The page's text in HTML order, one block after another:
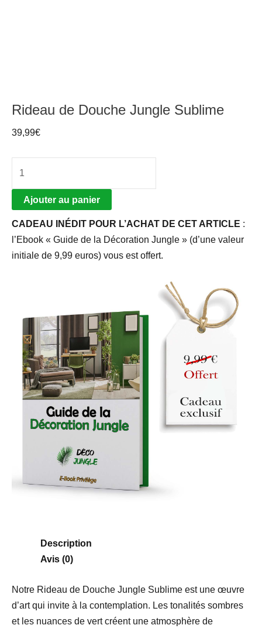
Rideau de Douche Jungle Sublime
39,99€
Ajouter au panier
CADEAU INÉDIT POUR L’ACHAT DE CET ARTICLE :
l’Ebook « Guide de la Décoration Jungle » (d’une valeur
initiale de 9,99 euros) vous est offert.
Description
Avis (0)
Notre Rideau de Douche Jungle Sublime est une œuvre
d’art qui invite à la contemplation. Les tonalités sombres
et les nuances de vert créent une atmosphère de